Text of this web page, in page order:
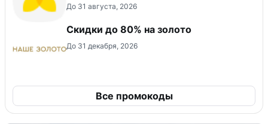
До 31 августа, 2026
Скидки до 80% на золото
До 31 декабря, 2026
Все промокоды